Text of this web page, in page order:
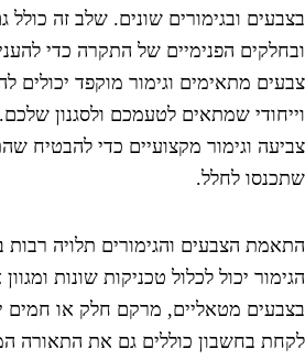
ובגימורים שונים. שלב זה כולל
הפנימיים של התקרה כדי
מתאימים וגימור מוקפד יכולים
שמתאים לטעמכם ולסגנון שלכם.
וגימור מקצועיים כדי להבטיח
לחלל.
הצבעים והגימורים תלויה רבות
יכול לכלול טכניקות שונות
מטאליים, מרקם חלק או חמים
בחשבון כוללים גם את התאורה